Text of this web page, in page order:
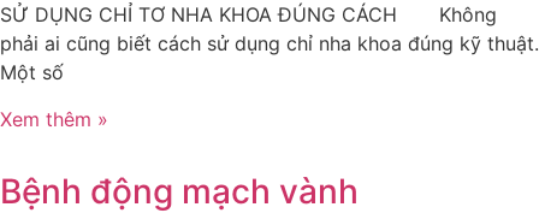
SỬ DỤNG CHỈ TƠ NHA KHOA ĐÚNG CÁCH Không
phải ai cũng biết cách sử dụng chỉ nha khoa đúng kỹ thuật.
Một số
Xem thêm »
Bệnh động mạch vành